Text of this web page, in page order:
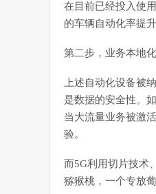
在目前已经投入使
的车辆自动化率提
第二步，业务本地化
上述自动化设备被
是数据的安全性。
当大流量业务被激
验。
而5G利用切片技术
猕猴桃，一个专放